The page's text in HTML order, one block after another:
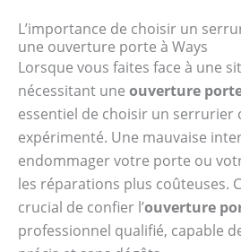
L’importance de choisir un
une ouverture porte à Ways
Lorsque vous faites face à une
nécessitant une ouverture
essentiel de choisir un serrurier
expérimenté. Une mauvaise
endommager votre porte ou
les réparations plus coûteuses.
crucial de confier l’ouverture
professionnel qualifié, capable